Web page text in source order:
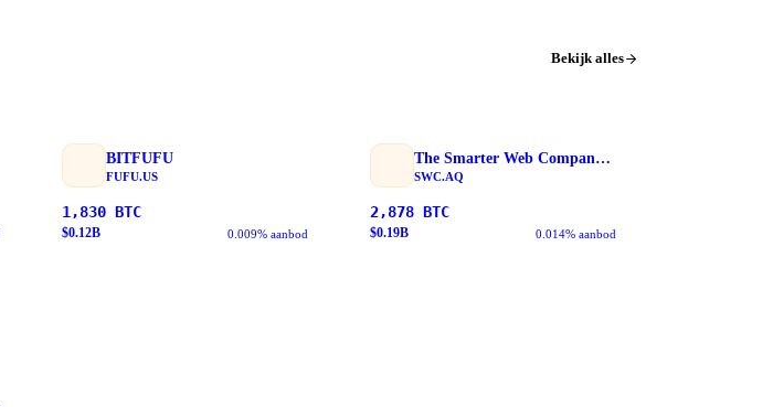
Bekijk alles
BITFUFU
FUFU.US
1,830 BTC
$0.12B 0.009% aanbod
The Smarter Web Company PLC
SWC.AQ
2,878 BTC
$0.19B 0.014% aanbod